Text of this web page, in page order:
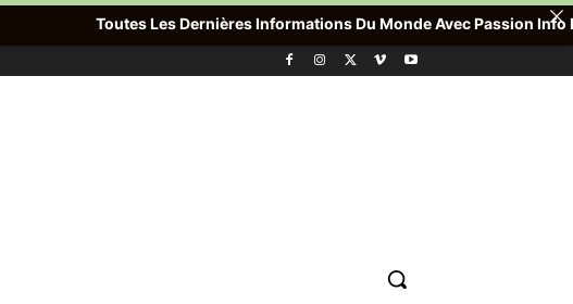
Toutes Les Dernières Informations Du Monde Avec Passion Info